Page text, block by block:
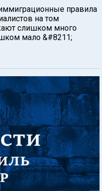
правила
на том
слишком много
мало &#8211;